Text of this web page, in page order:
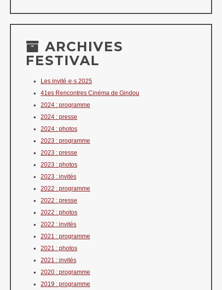
ARCHIVES
FESTIVAL
Les invité·e·s 2025
41es Rencontres Cinéma de Gindou
2024 : programme
2024 : presse
2024 : photos
2023 : programme
2023 : presse
2023 : photos
2023 : invités
2022 : programme
2022 : presse
2022 : photos
2022 : invités
2021 : programme
2021 : photos
2021 : invités
2020 : programme
2019 : programme